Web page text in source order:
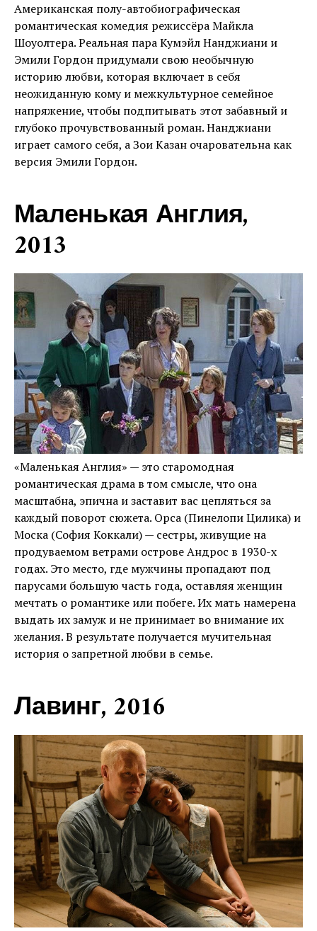
Американская полу-автобиографическая
романтическая комедия режиссёра Майкла
Шоуолтера. Реальная пара Кумэйл Нанджиани и
Эмили Гордон придумали свою необычную
историю любви, которая включает в себя
неожиданную кому и межкультурное семейное
напряжение, чтобы подпитывать этот забавный и
глубоко прочувствованный роман. Нанджиани
играет самого себя, а Зои Казан очаровательна как
версия Эмили Гордон.
Маленькая Англия,
2013
«Маленькая Англия» — это старомодная
романтическая драма в том смысле, что она
масштабна, эпична и заставит вас цепляться за
каждый поворот сюжета. Орса (Пинелопи Цилика) и
Моска (София Коккали) — сестры, живущие на
продуваемом ветрами острове Андрос в 1930-х
годах. Это место, где мужчины пропадают под
парусами большую часть года, оставляя женщин
мечтать о романтике или побеге. Их мать намерена
выдать их замуж и не принимает во внимание их
желания. В результате получается мучительная
история о запретной любви в семье.
Лавинг, 2016